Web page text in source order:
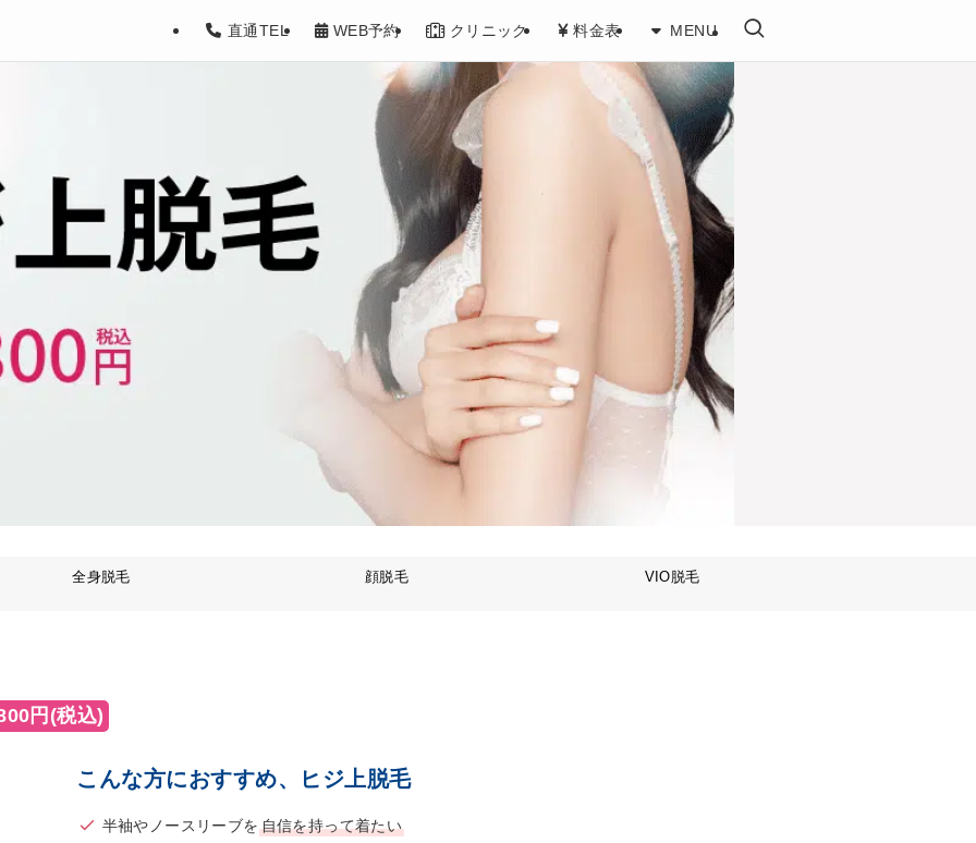
直通TEL WEB予約 クリニック 料金表 MENU
二の腕）脱毛】ヒジ上の医療脱毛、料金について
全身脱毛 顔脱毛 VIO脱毛
円(税込)
こんな方におすすめ、ヒジ上脱毛
半袖やノースリーブを 自信を持って着たい